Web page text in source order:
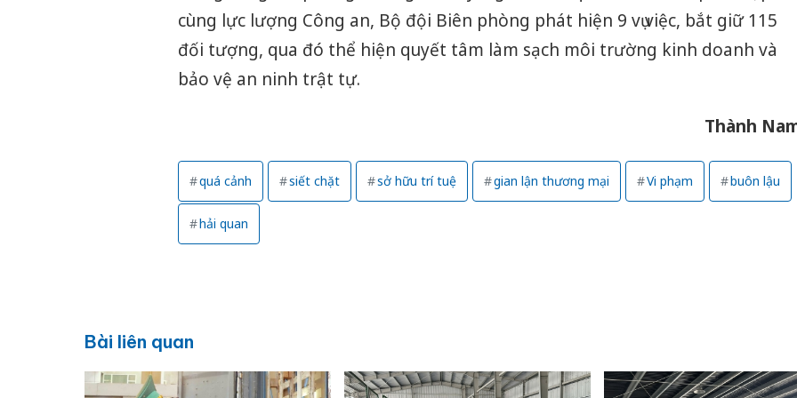
cùng lực lượng Công an, Bộ đội Biên phòng phát hiện 9 vụ việc, bắt giữ 115
đối tượng, qua đó thể hiện quyết tâm làm sạch môi trường kinh doanh và
bảo vệ an ninh trật tự.
Thành
quá cảnh siết chặt sở hữu trí tuệ gian lận thương mại Vi phạm buôn lậu
hải quan
Bài liên quan